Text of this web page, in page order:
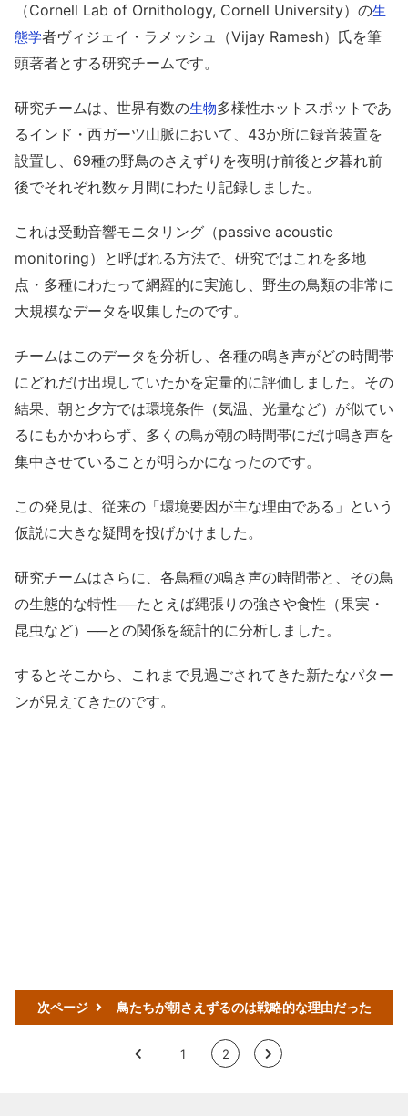
（Cornell Lab of Ornithology, Cornell University）の生
態学者ヴィジェイ・ラメッシュ（Vijay Ramesh）氏を筆
頭著者とする研究チームです。
研究チームは、世界有数の生物多様性ホットスポットであ
るインド・西ガーツ山脈において、43か所に録音装置を
設置し、69種の野鳥のさえずりを夜明け前後と夕暮れ前
後でそれぞれ数ヶ月間にわたり記録しました。
これは受動音響モニタリング（passive acoustic
monitoring）と呼ばれる方法で、研究ではこれを多地
点・多種にわたって網羅的に実施し、野生の鳥類の非常に
大規模なデータを収集したのです。
チームはこのデータを分析し、各種の鳴き声がどの時間帯
にどれだけ出現していたかを定量的に評価しました。その
結果、朝と夕方では環境条件（気温、光量など）が似てい
るにもかかわらず、多くの鳥が朝の時間帯にだけ鳴き声を
集中させていることが明らかになったのです。
この発見は、従来の「環境要因が主な理由である」という
仮説に大きな疑問を投げかけました。
研究チームはさらに、各鳥種の鳴き声の時間帯と、その鳥
の生態的な特性──たとえば縄張りの強さや食性（果実・
昆虫など）──との関係を統計的に分析しました。
するとそこから、これまで見過ごされてきた新たなパター
ンが見えてきたのです。
次ページ 鳥たちが朝さえずるのは戦略的な理由だった
< 1 2 >